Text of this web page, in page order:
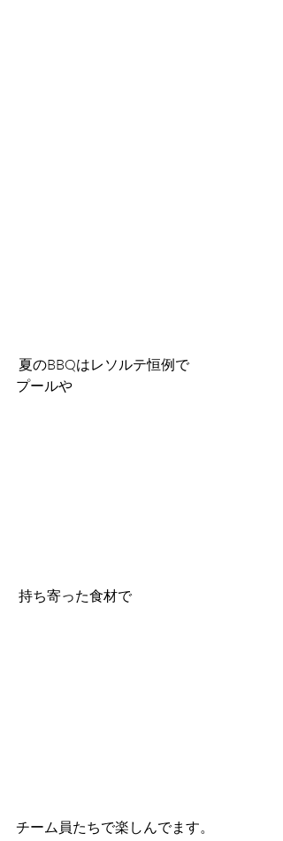
夏のBBQはレソルテ恒例で
プールや
持ち寄った食材で
チーム員たちで楽しんでます。